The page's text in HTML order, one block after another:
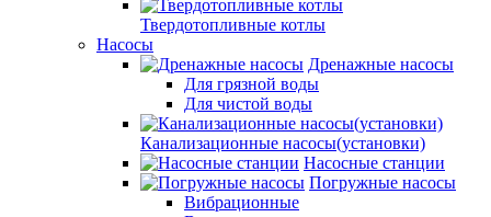
Твердотопливные котлы
Насосы
Дренажные насосы
Для грязной воды
Для чистой воды
Канализационные насосы(установки)
Насосные станции
Погружные насосы
Вибрационные